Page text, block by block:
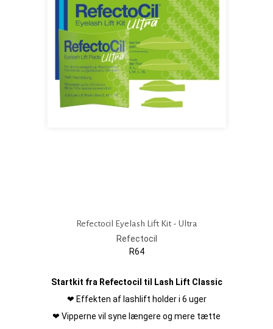
Refectocil Eyelash Lift Kit - Ultra
Refectocil
R64
Startkit fra Refectocil til Lash Lift Classic
❤ Effekten af lashlift holder i 6 uger
❤ Vipperne vil syne længere og mere tætte